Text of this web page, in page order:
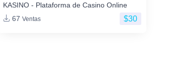
KASINO - Plataforma de Casino Online
67 Ventas $30